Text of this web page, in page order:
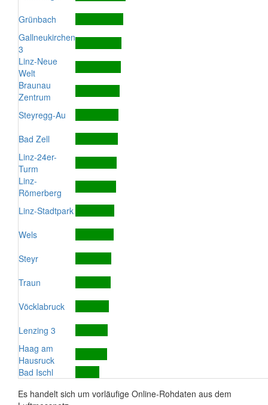
Grünbach
Gallneukirchen
3
Linz-Neue
Welt
Braunau
Zentrum
Steyregg-Au
Bad Zell
Linz-24er-
Turm
Linz-
Römerberg
Linz-Stadtpark
Wels
Steyr
Traun
Vöcklabruck
Lenzing 3
Haag am
Hausruck
Bad Ischl
Es handelt sich um vorläufige Online-Rohdaten aus dem